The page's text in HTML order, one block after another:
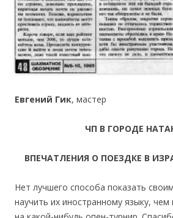
Евгений Гик, мастер
ЧП В ГОРОДЕ
ВПЕЧАТЛЕНИЯ О ПОЕЗДКЕ В
Нет лучшего способа показать
научить их иностранному языку, чем